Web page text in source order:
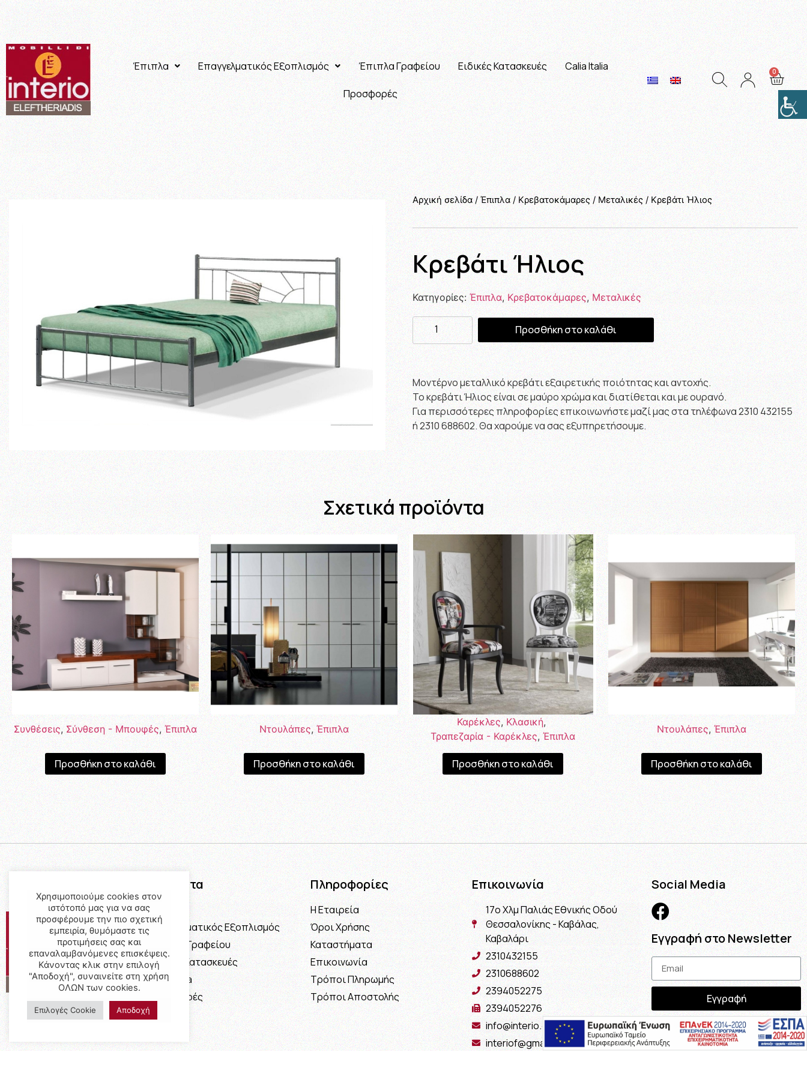
Έπιπλα Επαγγελματικός Εξοπλισμός Έπιπλα Γραφείου Ειδικές Κατασκευές Calia Italia
Προσφορές
Αρχική σελίδα/ Έπιπλα/Κρεβατοκάμαρες/ Μεταλικές/ Κρεβάτι Ήλιος
Κρεβάτι Ήλιος
Κατηγορίες:Έπιπλα,Κρεβατοκάμαρες,Μεταλικές
Προσθήκη στο καλάθι
Μοντέρνο μεταλλικό κρεβάτι εξαιρετικής ποιότητας και αντοχής.
Το κρεβάτι Ήλιος είναι σε μαύρο χρώμα και διατίθεται και με ουρανό.
Για περισσότερες πληροφορίες επικοινωνήστε μαζί μας στα τηλέφωνα 2310 432155
ή 2310 688602. Θα χαρούμε να σας εξυπηρετήσουμε.
Σχετικά προϊόντα
Συνθέσεις,Σύνθεση - Μπουφές,Έπιπλα
Προσθήκη στο καλάθι
Ντουλάπες,Έπιπλα
Προσθήκη στο καλάθι
Καρέκλες, Κλασική,
Τραπεζαρία - Καρέκλες,Έπιπλα
Προσθήκη στο καλάθι
Ντουλάπες,Έπιπλα
Προσθήκη στο καλάθι
Προϊόντα
Έπιπλα
Επαγγελματικός Εξοπλισμός
Έπιπλα Γραφείου
Ειδικές Κατασκευές
Calia Italia
Προσφορές
Πληροφορίες
Η Εταιρεία
Όροι Χρήσης
Καταστήματα
Επικοινωνία
Τρόποι Πληρωμής
Τρόποι Αποστολής
Επικοινωνία
17ο Χλμ Παλιάς Εθνικής Οδού
Θεσσαλονίκης - Καβάλας,
Καβαλάρι
2310432155
2310688602
2394052275
2394052276
info@interio.gr
interiof@gmail.com
Social Media
Εγγραφή στο Newsletter
Εγγραφή
Χρησιμοποιούμε cookies στον
ιστότοπό μας για να σας
προσφέρουμε την πιο σχετική
εμπειρία, θυμόμαστε τις
προτιμήσεις σας και
επαναλαμβανόμενες επισκέψεις.
Κάνοντας κλικ στην επιλογή
"Αποδοχή", συναινείτε στη χρήση
ΟΛΩΝ των cookies.
Επιλογές Cookie Αποδοχή